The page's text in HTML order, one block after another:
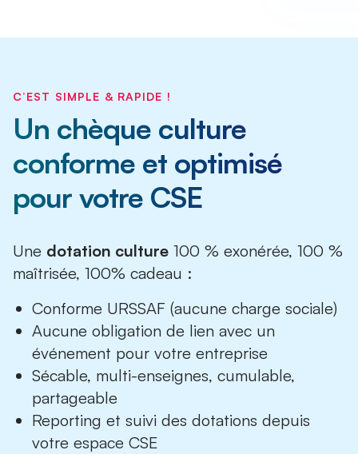
C’EST SIMPLE & RAPIDE !
Un chèque culture
conforme et optimisé
pour votre CSE
Une dotation culture 100 % exonérée, 100 %
maîtrisée, 100% cadeau :
Conforme URSSAF (aucune charge sociale)
Aucune obligation de lien avec un
événement pour votre entreprise
Sécable, multi-enseignes, cumulable,
partageable
Reporting et suivi des dotations depuis
votre espace CSE